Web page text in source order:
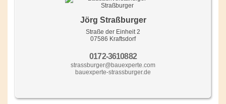
Jörg Straßburger
Straße der Einheit 2
07586 Kraftsdorf
0172-3610882
strassburger@bauexperte.com
bauexperte-strassburger.de